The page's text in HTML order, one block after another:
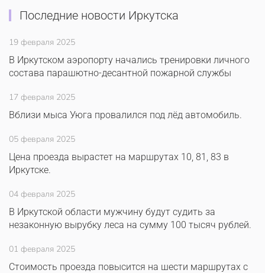
Последние новости Иркутска
19 февраля 2025
В Иркутском аэропорту начались тренировки личного
состава парашютно-десантной пожарной службы
17 февраля 2025
Вблизи мыса Уюга провалился под лёд автомобиль.
05 февраля 2025
Цена проезда вырастет на маршрутах 10, 81, 83 в
Иркутске.
04 февраля 2025
В Иркутской области мужчину будут судить за
незаконную вырубку леса на сумму 100 тысяч рублей.
01 февраля 2025
Стоимость проезда повысится на шести маршрутах с